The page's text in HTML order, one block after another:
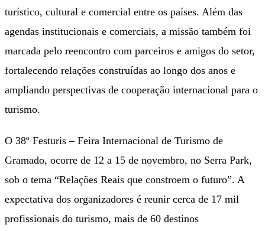
turístico, cultural e comercial entre os países. Além das
agendas institucionais e comerciais, a missão também foi
marcada pelo reencontro com parceiros e amigos do setor,
fortalecendo relações construídas ao longo dos anos e
ampliando perspectivas de cooperação internacional para o
turismo.
O 38º Festuris – Feira Internacional de Turismo de
Gramado, ocorre de 12 a 15 de novembro, no Serra Park,
sob o tema “Relações Reais que constroem o futuro”. A
expectativa dos organizadores é reunir cerca de 17 mil
profissionais do turismo, mais de 60 destinos